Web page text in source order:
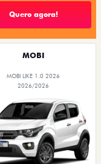
Quero agora!
MOBI
MOBI LIKE 1.0 2026
2026/2026